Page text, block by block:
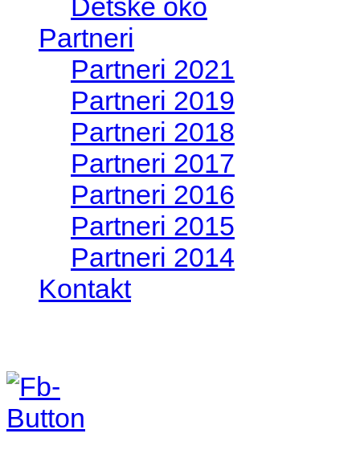
Detské oko
Partneri
Partneri 2021
Partneri 2019
Partneri 2018
Partneri 2017
Partneri 2016
Partneri 2015
Partneri 2014
Kontakt